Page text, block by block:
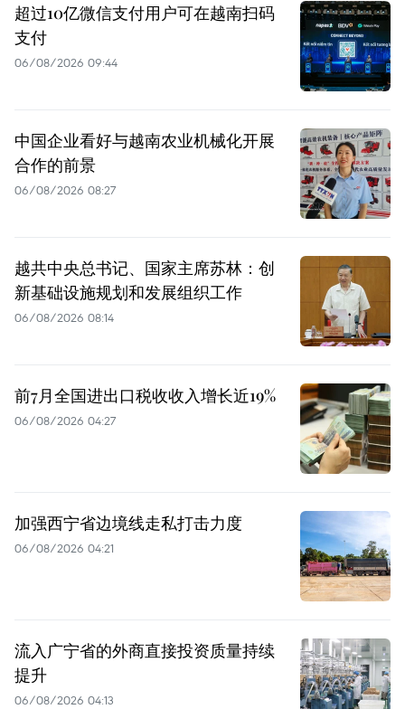
超过10亿微信支付用户可在越南扫码
支付
06/08/2026 09:44
中国企业看好与越南农业机械化开展
合作的前景
06/08/2026 08:27
越共中央总书记、国家主席苏林：创
新基础设施规划和发展组织工作
06/08/2026 08:14
前7月全国进出口税收收入增长近19%
06/08/2026 04:27
加强西宁省边境线走私打击力度
06/08/2026 04:21
流入广宁省的外商直接投资质量持续
提升
06/08/2026 04:13